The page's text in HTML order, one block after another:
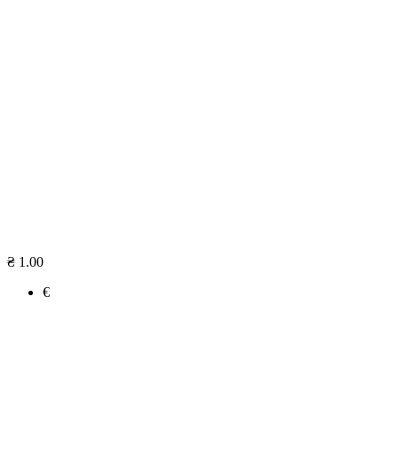
₴ 1.00
€